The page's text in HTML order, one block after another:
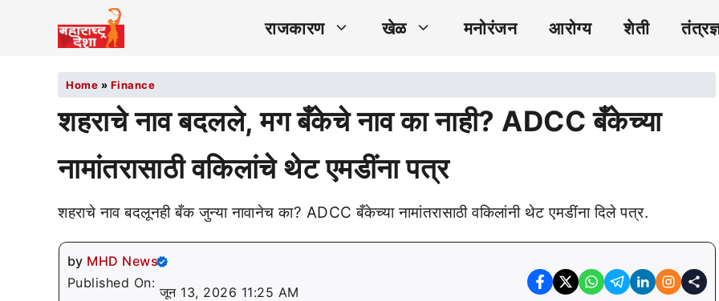
राजकारण खेळ मनोरंजन आरोग्य शेती
Home » Finance
शहराचे नाव बदलले, मग बँकेचे नाव का नाही? ADCC बँकेच्या
नामांतरासाठी वकिलांचे थेट एमडींना पत्र
शहराचे नाव बदलूनही बँक जुन्या नावानेच का? ADCC बँकेच्या नामांतरासाठी वकिलांनी थेट एमडींना दिले पत्र.
by MHD News
Published On:
जून 13, 2026 11:25 AM